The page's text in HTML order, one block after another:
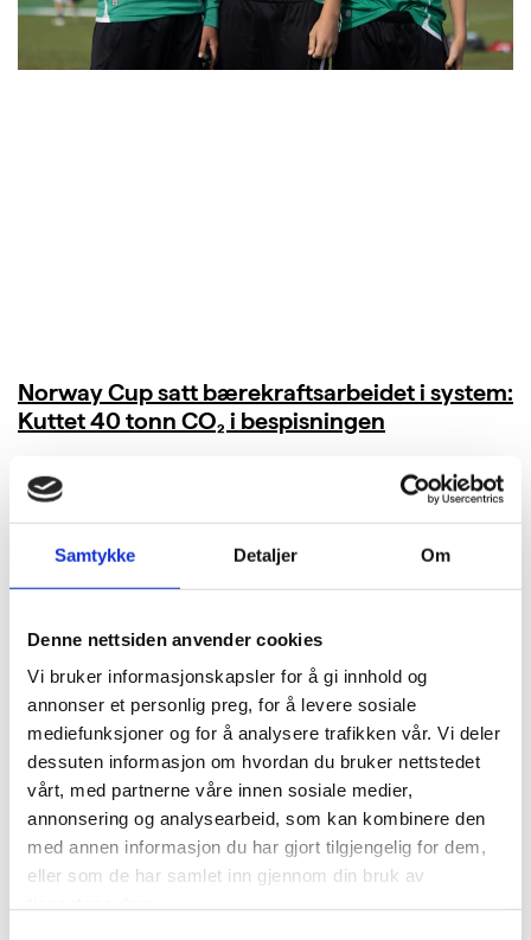
Samtykke Detaljer Om
Denne nettsiden anvender cookies
Vi bruker informasjonskapsler for å gi innhold og
annonser et personlig preg, for å levere sosiale
mediefunksjoner og for å analysere trafikken vår. Vi deler
dessuten informasjon om hvordan du bruker nettstedet
vårt, med partnerne våre innen sosiale medier,
annonsering og analysearbeid, som kan kombinere den
med annen informasjon du har gjort tilgjengelig for dem,
eller som de har samlet inn gjennom din bruk av
Norway Cup satt bærekraftsarbeidet i system:
Kuttet 40 tonn CO₂ i bespisningen
LES MER